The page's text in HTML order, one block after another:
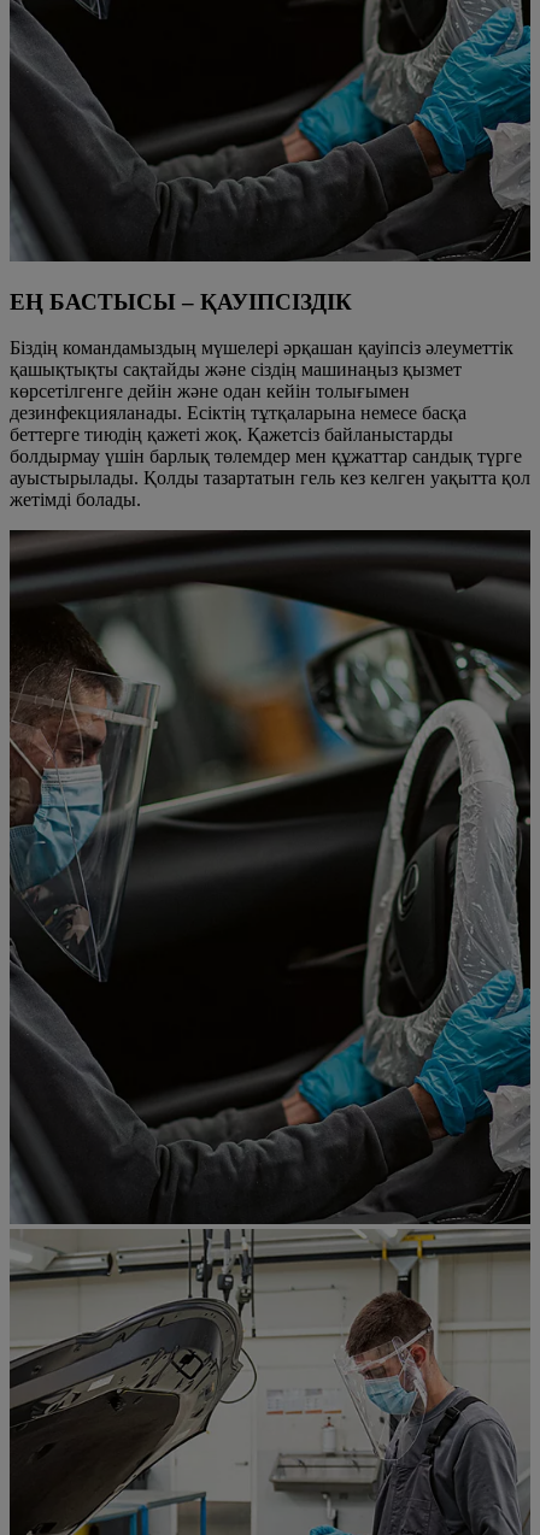
ЕҢ БАСТЫСЫ – ҚАУІПСІЗДІК
Біздің командамыздың мүшелері әрқашан қауіпсіз әлеуметтік
қашықтықты сақтайды және сіздің машинаңыз қызмет
көрсетілгенге дейін және одан кейін толығымен
дезинфекцияланады. Есіктің тұтқаларына немесе басқа
беттерге тиюдің қажеті жоқ. Қажетсіз байланыстарды
болдырмау үшін барлық төлемдер мен құжаттар сандық түрге
ауыстырылады. Қолды тазартатын гель кез келген уақытта қол
жетімді болады.